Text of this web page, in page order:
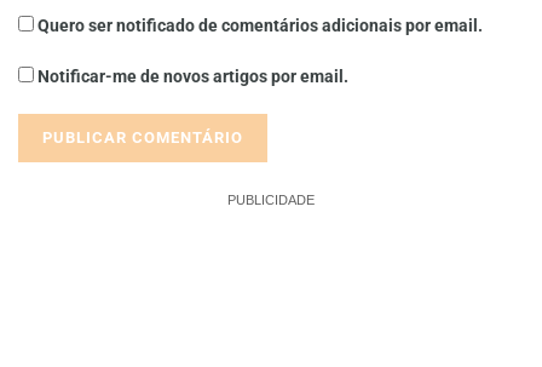
Quero ser notificado de comentários adicionais por email.
Notificar-me de novos artigos por email.
PUBLICIDADE